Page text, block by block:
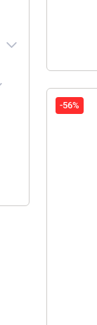
-56%